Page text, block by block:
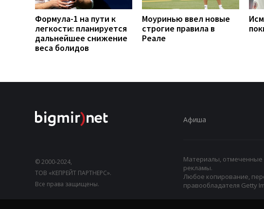
Формула-1 на пути к
легкости: планируется
дальнейшее снижение
веса болидов
Моуринью ввел новые
строгие правила в
Реале
© 2000-2024,
ТОВ «КЕПРЕЙТ ПАРТНЕРС».
Все права защищены.
Афиша
Материалы, отмеченные
рекламы.
Любое копирование,
правообладателя Getty